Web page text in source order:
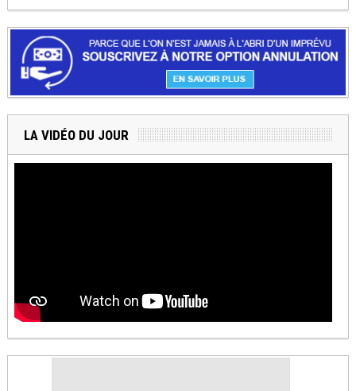
LA VIDÉO DU JOUR